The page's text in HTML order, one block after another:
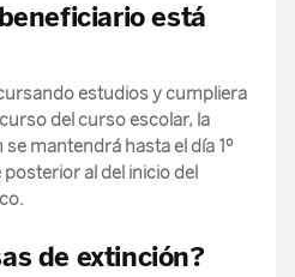
está
estudios y cumpliera
del curso escolar, la
mantendrá hasta el día 1º
al del inicio del
de extinción?